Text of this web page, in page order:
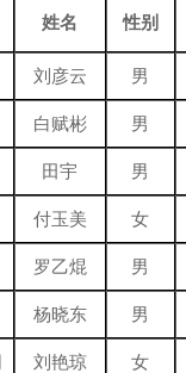
姓名 性别
刘彦云 男
白赋彬 男
田宇 男
付玉美 女
罗乙焜 男
杨晓东 男
刘艳琼 女